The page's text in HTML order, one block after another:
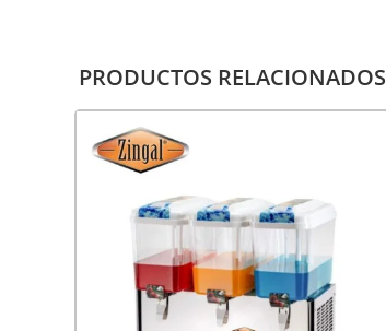
PRODUCTOS RELACIONADOS